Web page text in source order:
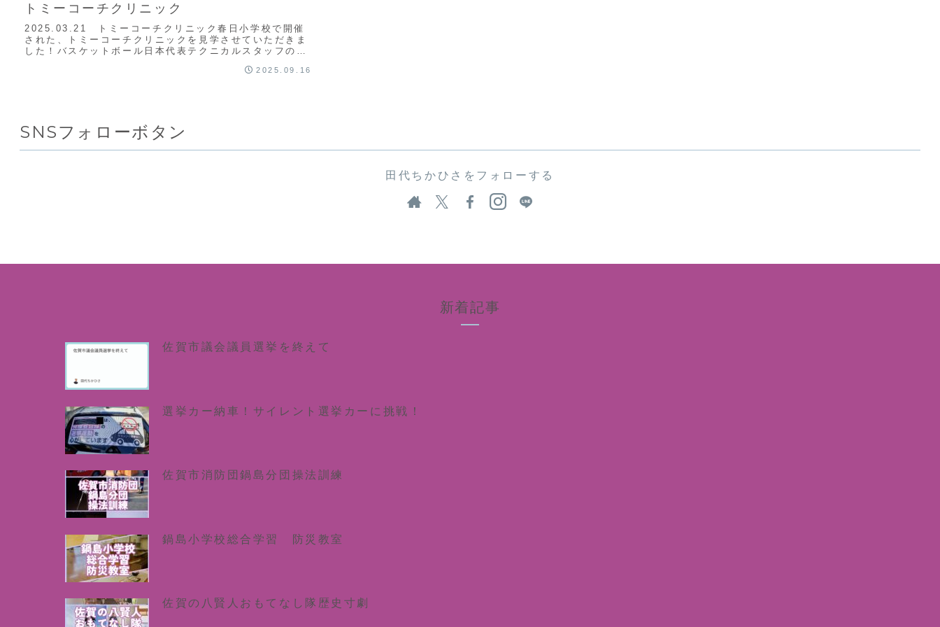
トミーコーチクリニック
2025.03.21 トミーコーチクリニック春日小学校で開催
された、トミーコーチクリニックを見学させていただきま
した！バスケットボール日本代表テクニカルスタッフの冨
2025.09.16
SNSフォローボタン
田代ちかひさをフォローする
新着記事
佐賀市議会議員選挙を終えて
選挙カー納車！サイレント選挙カーに挑戦！
佐賀市消防団鍋島分団操法訓練
鍋島小学校総合学習 防災教室
佐賀の八賢人おもてなし隊歴史寸劇